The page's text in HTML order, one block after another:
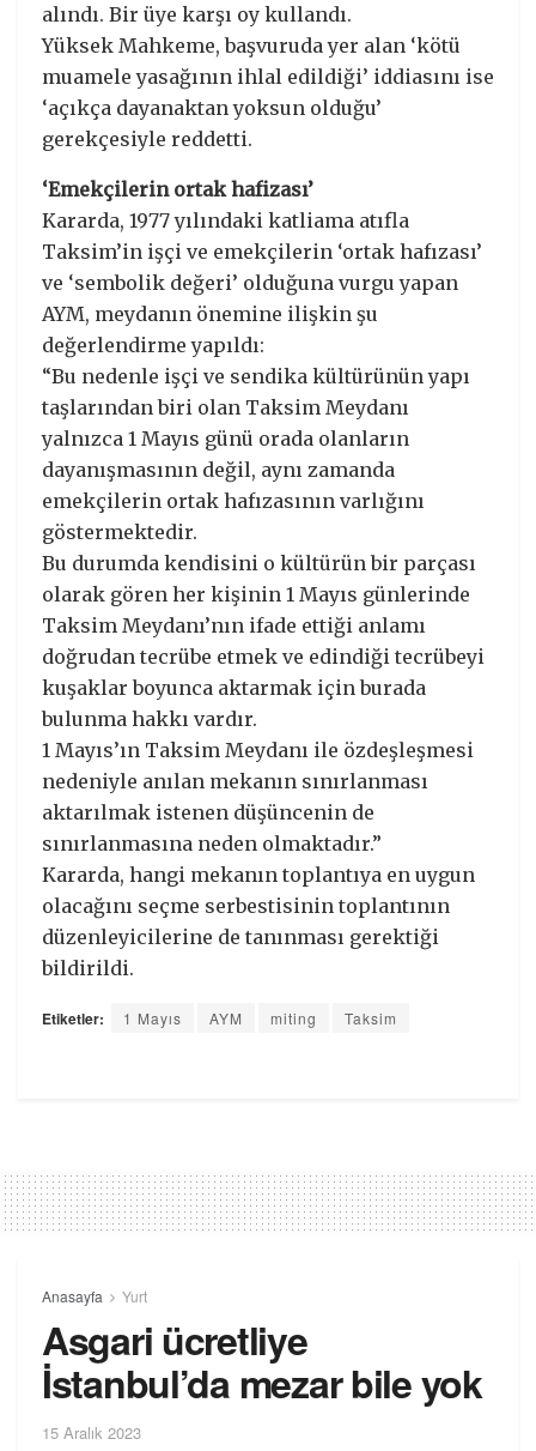
alındı. Bir üye karşı oy kullandı.
Yüksek Mahkeme, başvuruda yer alan ‘kötü
muamele yasağının ihlal edildiği’ iddiasını ise
‘açıkça dayanaktan yoksun olduğu’
gerekçesiyle reddetti.
‘Emekçilerin ortak hafizası’
Kararda, 1977 yılındaki katliama atıfla
Taksim’in işçi ve emekçilerin ‘ortak hafızası’
ve ‘sembolik değeri’ olduğuna vurgu yapan
AYM, meydanın önemine ilişkin şu
değerlendirme yapıldı:
“Bu nedenle işçi ve sendika kültürünün yapı
taşlarından biri olan Taksim Meydanı
yalnızca 1 Mayıs günü orada olanların
dayanışmasının değil, aynı zamanda
emekçilerin ortak hafızasının varlığını
göstermektedir.
Bu durumda kendisini o kültürün bir parçası
olarak gören her kişinin 1 Mayıs günlerinde
Taksim Meydanı’nın ifade ettiği anlamı
doğrudan tecrübe etmek ve edindiği tecrübeyi
kuşaklar boyunca aktarmak için burada
bulunma hakkı vardır.
1 Mayıs’ın Taksim Meydanı ile özdeşleşmesi
nedeniyle anılan mekanın sınırlanması
aktarılmak istenen düşüncenin de
sınırlanmasına neden olmaktadır.”
Kararda, hangi mekanın toplantıya en uygun
olacağını seçme serbestisinin toplantının
düzenleyicilerine de tanınması gerektiği
bildirildi.
Etiketler: 1 Mayıs AYM miting Taksim
Anasayfa Yurt
Asgari ücretliye
İstanbul’da mezar bile yok
15 Aralık 2023